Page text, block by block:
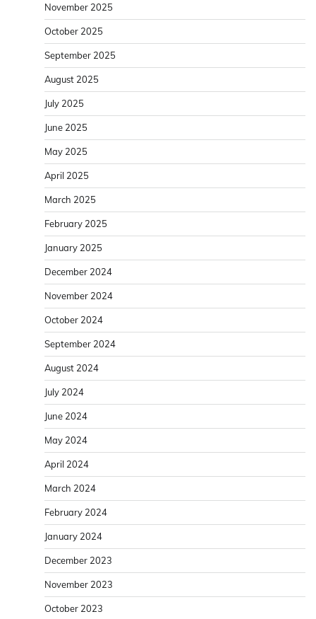
November 2025
October 2025
September 2025
August 2025
July 2025
June 2025
May 2025
April 2025
March 2025
February 2025
January 2025
December 2024
November 2024
October 2024
September 2024
August 2024
July 2024
June 2024
May 2024
April 2024
March 2024
February 2024
January 2024
December 2023
November 2023
October 2023